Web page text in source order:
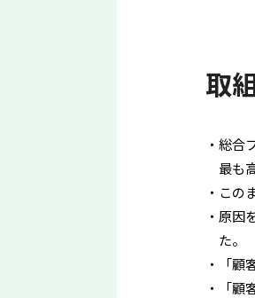
取
総合
最も
この
原因
た。
「
「